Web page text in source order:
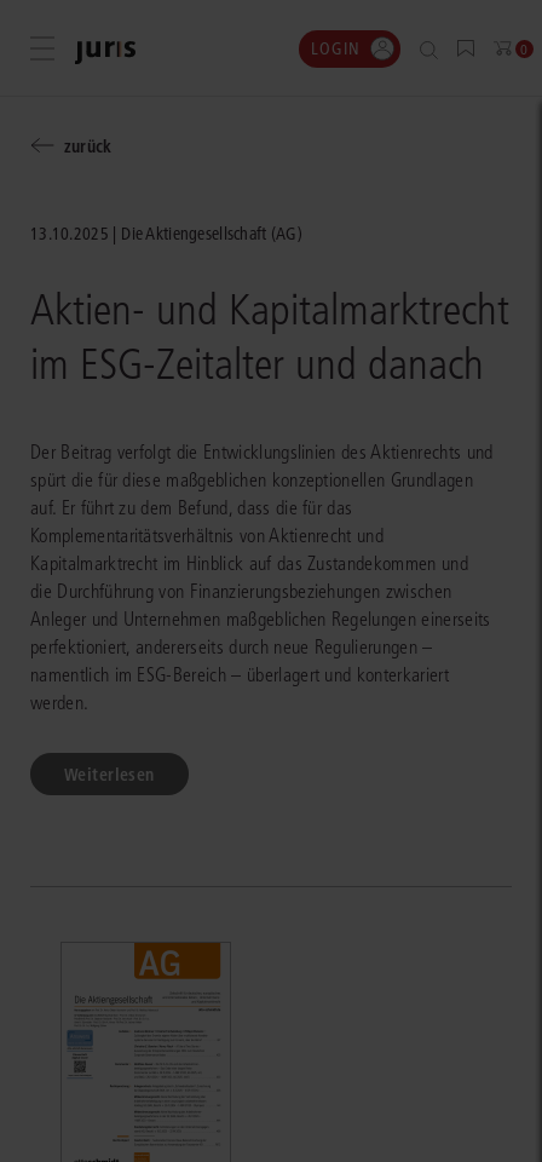
Menü öffnen LOGIN 0
zurück
13.10.2025 Die Aktiengesellschaft (AG)
Aktien- und Kapitalmarktrecht
im ESG‑Zeitalter und danach
Der Beitrag verfolgt die Entwicklungslinien des Aktienrechts und
spürt die für diese maßgeblichen konzeptionellen Grundlagen
auf. Er führt zu dem Befund, dass die für das
Komplementaritätsverhältnis von Aktienrecht und
Kapitalmarktrecht im Hinblick auf das Zustandekommen und
die Durchführung von Finanzierungsbeziehungen zwischen
Anleger und Unternehmen maßgeblichen Regelungen einerseits
perfektioniert, andererseits durch neue Regulierungen –
namentlich im ESG-Bereich – überlagert und konterkariert
werden.
Weiterlesen